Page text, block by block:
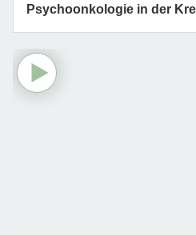
Psychoonkologie in der